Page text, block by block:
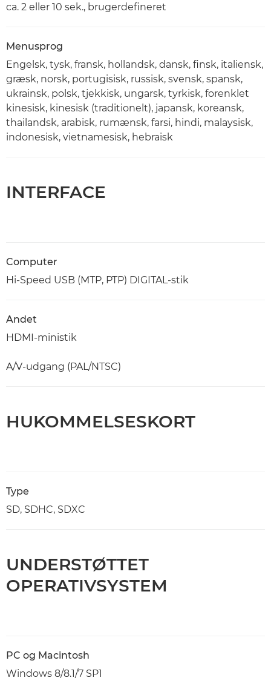
ca. 2 eller 10 sek., brugerdefineret
Menusprog
Engelsk, tysk, fransk, hollandsk, dansk, finsk, italiensk,
græsk, norsk, portugisisk, russisk, svensk, spansk,
ukrainsk, polsk, tjekkisk, ungarsk, tyrkisk, forenklet
kinesisk, kinesisk (traditionelt), japansk, koreansk,
thailandsk, arabisk, rumænsk, farsi, hindi, malaysisk,
indonesisk, vietnamesisk, hebraisk
INTERFACE
Computer
Hi-Speed USB (MTP, PTP) DIGITAL-stik
Andet
HDMI-ministik
A/V-udgang (PAL/NTSC)
HUKOMMELSESKORT
Type
SD, SDHC, SDXC
UNDERSTØTTET
OPERATIVSYSTEM
PC og Macintosh
Windows 8/8.1/7 SP1